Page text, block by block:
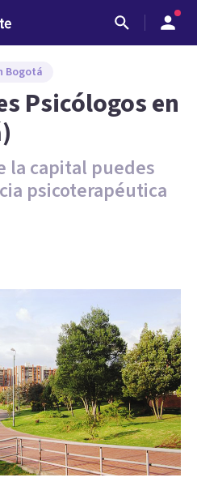
Bogotá
Psicólogos en
la capital puedes
psicoterapéutica